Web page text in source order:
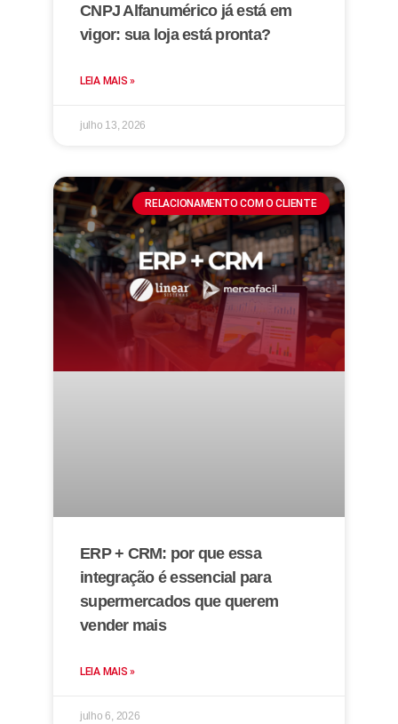
CNPJ Alfanumérico já está em
vigor: sua loja está pronta?
LEIA MAIS »
julho 13, 2026
RELACIONAMENTO COM O CLIENTE
ERP + CRM: por que essa
integração é essencial para
supermercados que querem
vender mais
LEIA MAIS »
julho 6, 2026